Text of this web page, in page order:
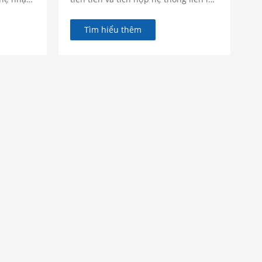
phối
môi
phương tiện được phối hợp nhịp
nhàng, cho phép xe ra vào an toàn và
Tìm hiểu thêm